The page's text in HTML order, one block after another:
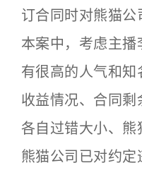
订合同时对熊猫公
本案中，考虑主
有很高的人气和
收益情况、合同剩
各自过错大小、熊
熊猫公司已对约